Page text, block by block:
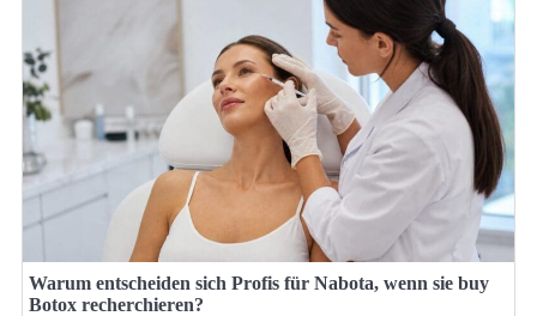
Warum entscheiden sich Profis für Nabota, wenn sie buy
Botox recherchieren?